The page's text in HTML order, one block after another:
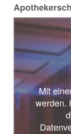
Mit
werden.